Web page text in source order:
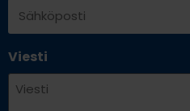
Viesti